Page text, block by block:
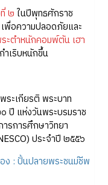
๒ ในปีพุทธศักราช
พื่อความปลอดภัยและ
ะตำหนักคอมพ์ตัน เฮา
เริบหนักขึ้น
ระเกียรติ พระบาท
ปี แห่งวันพระบรมราช
รการศึกษาวิทยา
ประจำปี ๒๕๕๖
ง : ปั้นปลายพระชนม์ชีพ